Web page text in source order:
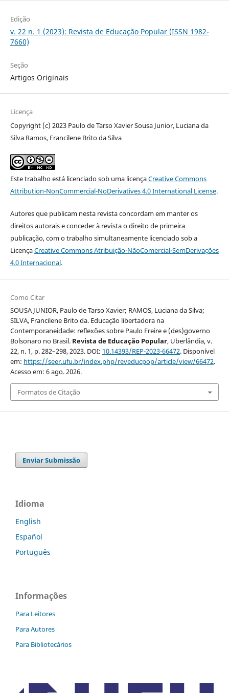
Edição
v. 22 n. 1 (2023): Revista de Educação Popular (ISSN 1982-
7660)
Seção
Artigos Originais
Licença
Copyright (c) 2023 Paulo de Tarso Xavier Sousa Junior, Luciana da
Silva Ramos, Francilene Brito da Silva
Este trabalho está licenciado sob uma licençaCreative Commons
Attribution-NonCommercial-NoDerivatives 4.0 International License.
Autores que publicam nesta revista concordam em manter os
direitos autorais e conceder à revista o direito de primeira
publicação, com o trabalho simultaneamente licenciado sob a
LicençaCreative Commons Atribuição-NãoComercial-SemDerivações
4.0 Internacional.
Como Citar
SOUSA JUNIOR, Paulo de Tarso Xavier; RAMOS, Luciana da Silva;
SILVA, Francilene Brito da. Educação libertadora na
Contemporaneidade: reflexões sobre Paulo Freire e (des)governo
Bolsonaro no Brasil. Revista de Educação Popular, Uberlândia, v.
22, n. 1, p. 282–298, 2023. DOI: 10.14393/REP-2023-66472. Disponível
em: https://seer.ufu.br/index.php/reveducpop/article/view/66472.
Acesso em: 6 ago. 2026.
Formatos de Citação
Enviar Submissão
Idioma
English
Español
Português
Informações
Para Leitores
Para Autores
Para Bibliotecários